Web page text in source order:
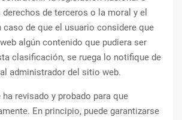
de terceros o la moral y el
caso de que el usuario considere que
algún contenido que pudiera ser
clasificación, se ruega lo notifique de
administrador del sitio web.
revisado y probado para que
En principio, puede garantizarse